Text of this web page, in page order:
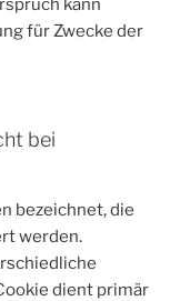
für Zwecke der
bei
bezeichnet, die
werden.
dient primär